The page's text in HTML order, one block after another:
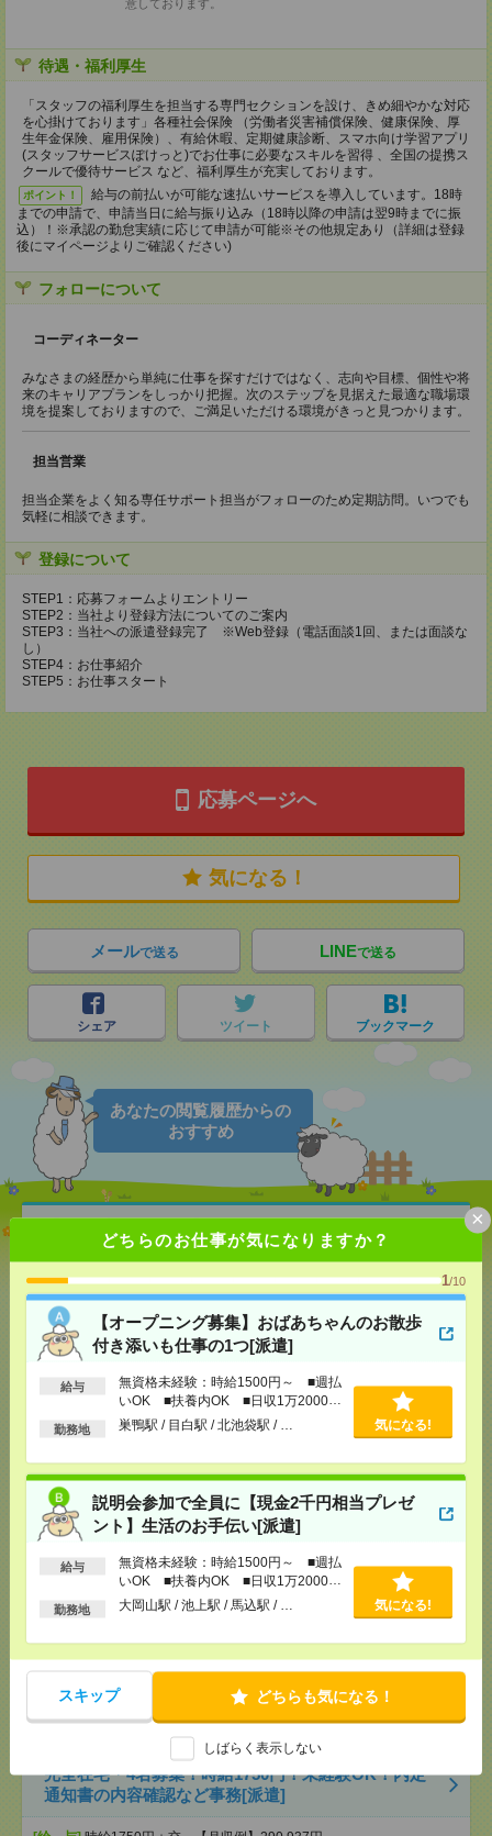
どちらのお仕事が気になりますか？
1/10
【オープニング募集】おばあちゃんのお散歩
付き添いも仕事の1つ[派遣]
給与
無資格未経験：時給1500円～ ■週払
いOK ■扶養内OK ■日収1万2000円
以上
勤務地 巣鴨駅 / 目白駅 / 北池袋駅 / … 気になる!
説明会参加で全員に【現金2千円相当プレゼ
ント】生活のお手伝い[派遣]
給与
無資格未経験：時給1500円～ ■週払
いOK ■扶養内OK ■日収1万2000円
以上
勤務地 大岡山駅 / 池上駅 / 馬込駅 / … 気になる!
スキップ どちらも気になる！
しばらく表示しない
×
意しております。
待遇・福利厚生
「スタッフの福利厚生を担当する専門セクションを設け、きめ細やかな対応
を心掛けております」各種社会保険 （労働者災害補償保険、健康保険、厚
生年金保険、雇用保険）、有給休暇、定期健康診断、スマホ向け学習アプリ
(スタッフサービスぽけっと)でお仕事に必要なスキルを習得 、全国の提携ス
クールで優待サービス など、福利厚生が充実しております。
ポイント！
給与の前払いが可能な速払いサービスを導入しています。18時
までの申請で、申請当日に給与振り込み（18時以降の申請は翌9時までに振
込）！※承認の勤怠実績に応じて申請が可能※その他規定あり（詳細は登録
後にマイページよりご確認ください)
フォローについて
コーディネーター
みなさまの経歴から単純に仕事を探すだけではなく、志向や目標、個性や将
来のキャリアプランをしっかり把握。次のステップを見据えた最適な職場環
境を提案しておりますので、ご満足いただける環境がきっと見つかります。
担当営業
担当企業をよく知る専任サポート担当がフォローのため定期訪問。いつでも
気軽に相談できます。
登録について
STEP1：応募フォームよりエントリー
STEP2：当社より登録方法についてのご案内
STEP3：当社への派遣登録完了 ※Web登録（電話面談1回、または面談な
し）
STEP4：お仕事紹介
STEP5：お仕事スタート
応募ページへ
気になる！
メールで送る LINEで送る
シェア ツイート ブックマーク
あなたの閲覧履歴からの
おすすめ
いも仕事の1つ[派遣]
[給 与]無資格未経験：時給1500円～ ■週払い
OK ■扶養内OK ■日収1万2000円以上
[交通費]
交通費全額支給
[勤務地]巣鴨駅/目白駅 /北池袋駅 /…
気になる！
説明会参加で全員に【現金2千円相当プレゼント】生
活のお手伝い[派遣]
[給 与]無資格未経験：時給1500円～ ■週払い
OK ■扶養内OK ■日収1万2000円以上
[交通費]
交通費全額支給
[勤務地]大岡山駅 /池上駅/馬込駅/…
1750円＊＜エンタメ！完全在宅＞KADOKAWA！書
籍データに関わるお仕事[派遣]
[勤務地]飯田橋駅から徒歩3分
九段下駅から徒歩7
分
気になる！
完全在宅＊4名募集！時給1750円！未経験OK！内定
通知書の内容確認など事務[派遣]